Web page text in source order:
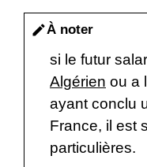
editÀ noter
si le futur
Algérien ou a
ayant conclu
France, il est
particulières.